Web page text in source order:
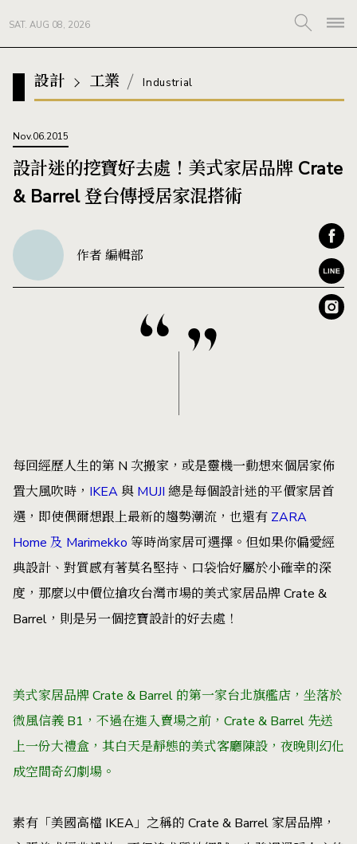
SAT. AUG 08, 2026
設計 工業 Industrial
Nov.06.2015
設計迷的挖寶好去處！美式家居品牌 Crate
& Barrel 登台傳授居家混搭術
作者 編輯部
每回經歷人生的第 N 次搬家，或是靈機一動想來個居家佈
置大風吹時， IKEA與 MUJI 總是每個設計迷的平價家居首
選，即使偶爾想跟上最新的趨勢潮流，也還有 ZARA
Home 及 Marimekko 等時尚家居可選擇。但如果你偏愛經
典設計、對質感有著莫名堅持、口袋恰好屬於小確幸的深
度，那麼以中價位搶攻台灣市場的美式家居品牌 Crate &
Barrel，則是另一個挖寶設計的好去處！
美式家居品牌 Crate & Barrel 的第一家台北旗艦店，坐落於
微風信義 B1，不過在進入賣場之前，Crate & Barrel 先送
上一份大禮盒，其白天是靜態的美式客廳陳設，夜晚則幻化
成空間奇幻劇場。
素有「美國高檔 IKEA」之稱的 Crate & Barrel 家居品牌，